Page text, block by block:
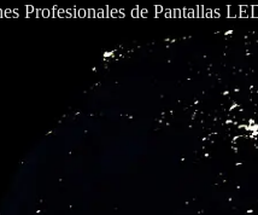
Profesionales de Pantallas